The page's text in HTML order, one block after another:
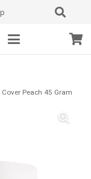
Cover Peach 45 Gram